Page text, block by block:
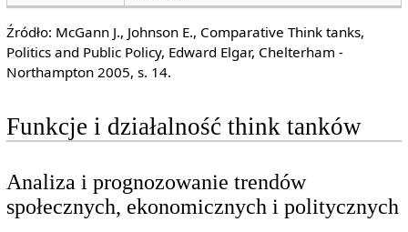
Źródło: McGann J., Johnson E., Comparative Think tanks,
Politics and Public Policy, Edward Elgar, Chelterham -
Northampton 2005, s. 14.
Funkcje i działalność think tanków
Analiza i prognozowanie trendów
społecznych, ekonomicznych i politycznych